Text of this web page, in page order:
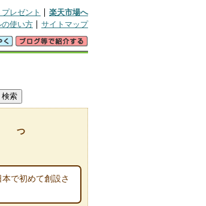
レゼント
楽天市場へ
使い方 サイトマップ
つ
で初めて創設さ